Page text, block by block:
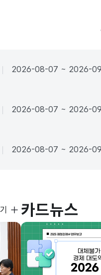
2026-08-07 ~ 2026-
2026-08-07 ~ 2026-
2026-08-07 ~ 2026-
스 카드뉴스